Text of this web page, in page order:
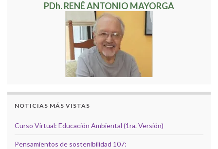
PDh. RENÉ ANTONIO MAYORGA
NOTICIAS MÁS VISTAS
Curso Virtual: Educación Ambiental (1ra. Versión)
Pensamientos de sostenibilidad 107: